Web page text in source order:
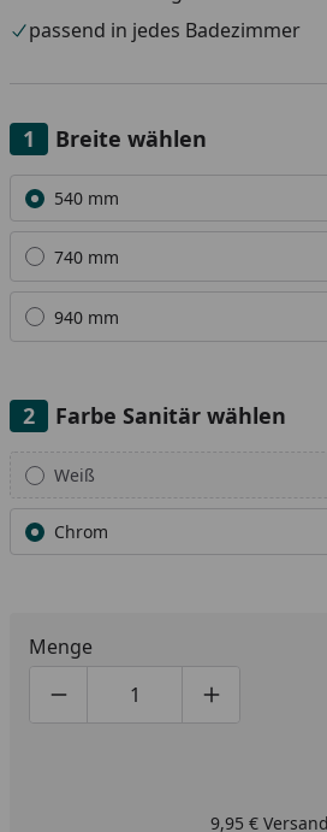
passend in jedes Badezimmer
Breite wählen
Alle anzeigen (3)
540 mm
740 mm
940 mm
Farbe Sanitär wählen
Alle anzeigen (2)
Weiß
Chrom
Menge
Produktmenge um eins
Produktmenge
9,95 €